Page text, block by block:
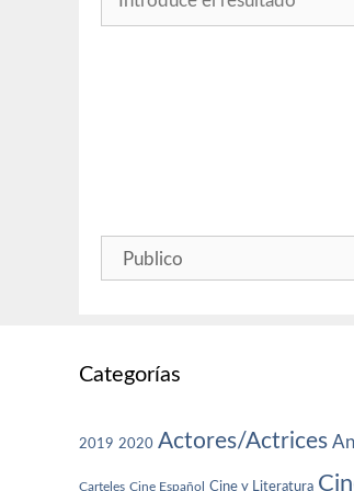
Categorías
2019 2020 Actores/Actrices
Carteles Cine Español Cine y Literatura